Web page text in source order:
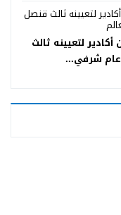
أكادير لتعيينه ثالث
شرفي...